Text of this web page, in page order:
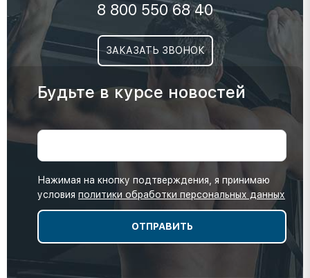
8 800 550 68 40
ЗАКАЗАТЬ ЗВОНОК
Будьте в курсе новостей
Нажимая на кнопку подтверждения, я принимаю
условия политики обработки персональных данных